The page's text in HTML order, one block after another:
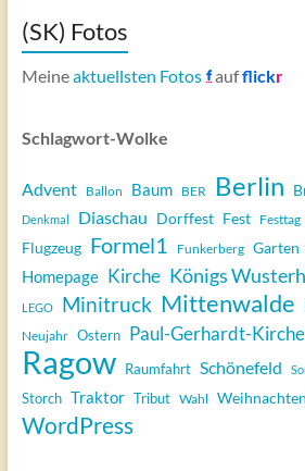
(SK) Fotos
Meineaktuellsten Fotos aufflickr
Schlagwort-Wolke
Advent Ballon Baum BER Berlin
Denkmal Diaschau Dorffest Fest Festtag
Flugzeug Formel1 Funkerberg Garten
Homepage Kirche Königs
LEGO Minitruck Mittenwalde
Neujahr Ostern Paul-Gerhardt-Kirche
Ragow Raumfahrt Schönefeld
Storch Traktor Tribut Wahl Weihnachten
WordPress